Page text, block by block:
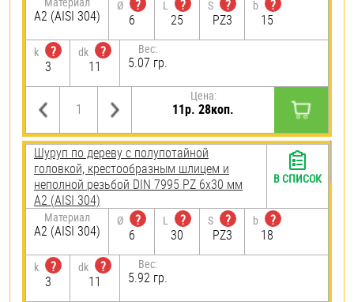
А2 (AISI 304)
Ø
?
6
L
?
25
S
?
PZ3
b
?
15
k
?
3
dk
?
11
Вес:
5.07 гр.
Цена:
11р. 28коп.
Шуруп по дереву с полупотайной
головкой, крестообразным шлицем и
неполной резьбой DIN 7995 PZ 6х30 мм
А2 (AISI 304)
Материал
А2 (AISI 304)
Ø
?
6
L
?
30
S
?
PZ3
b
?
18
k
?
3
dk
?
11
Вес:
5.92 гр.
В СПИСОК